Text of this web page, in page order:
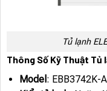
Tủ lạnh
Thông Số Kỹ Thuật Tủ
Model : EBB3742K-A